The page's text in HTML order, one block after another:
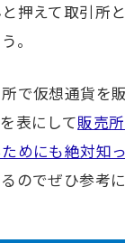
押えて取引所
。
で仮想通貨を
表にして販売
めにも絶対知
のでぜひ参考